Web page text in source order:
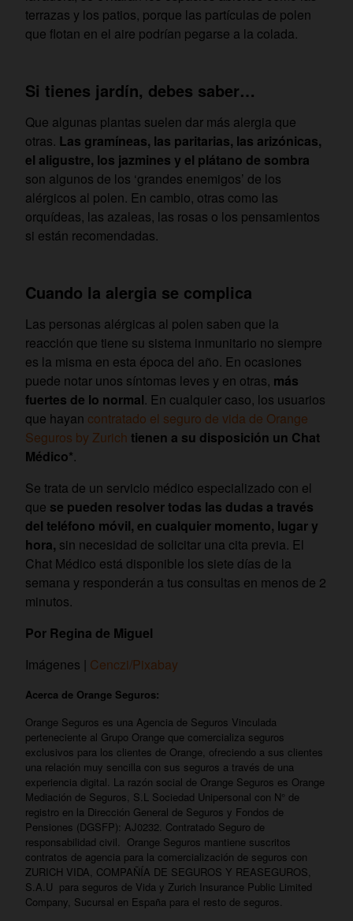
terrazas y los patios, porque las partículas de polen
que flotan en el aire podrían pegarse a la colada.
Si tienes jardín, debes saber…
Que algunas plantas suelen dar más alergia que
otras. Las gramíneas, las paritarias, las arizónicas,
el aligustre, los jazmines y el plátano de sombra
son algunos de los ‘grandes enemigos’ de los
alérgicos al polen. En cambio, otras como las
orquídeas, las azaleas, las rosas o los pensamientos
si están recomendadas.
Cuando la alergia se complica
Las personas alérgicas al polen saben que la
reacción que tiene su sistema inmunitario no siempre
es la misma en esta época del año. En ocasiones
puede notar unos síntomas leves y en otras, más
fuertes de lo normal. En cualquier caso, los usuarios
que hayan contratado el seguro de vida de Orange
Seguros by Zurich tienen a su disposición un Chat
Médico*.
Se trata de un servicio médico especializado con el
que se pueden resolver todas las dudas a través
del teléfono móvil, en cualquier momento, lugar y
hora, sin necesidad de solicitar una cita previa. El
Chat Médico está disponible los siete días de la
semana y responderán a tus consultas en menos de 2
minutos.
Por Regina de Miguel
Imágenes | Cenczi/Pixabay
Acerca de Orange Seguros:
Orange Seguros es una Agencia de Seguros Vinculada
perteneciente al Grupo Orange que comercializa seguros
exclusivos para los clientes de Orange, ofreciendo a sus clientes
una relación muy sencilla con sus seguros a través de una
experiencia digital. La razón social de Orange Seguros es Orange
Mediación de Seguros, S.L Sociedad Unipersonal con N° de
registro en la Dirección General de Seguros y Fondos de
Pensiones (DGSFP): AJ0232. Contratado Seguro de
responsabilidad civil. Orange Seguros mantiene suscritos
contratos de agencia para la comercialización de seguros con
ZURICH VIDA, COMPAÑÍA DE SEGUROS Y REASEGUROS,
S.A.U para seguros de Vida y Zurich Insurance Public Limited
Company, Sucursal en España para el resto de seguros.